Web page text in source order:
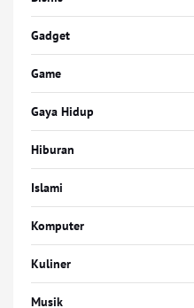
Gadget
Game
Gaya Hidup
Hiburan
Islami
Komputer
Kuliner
Musik